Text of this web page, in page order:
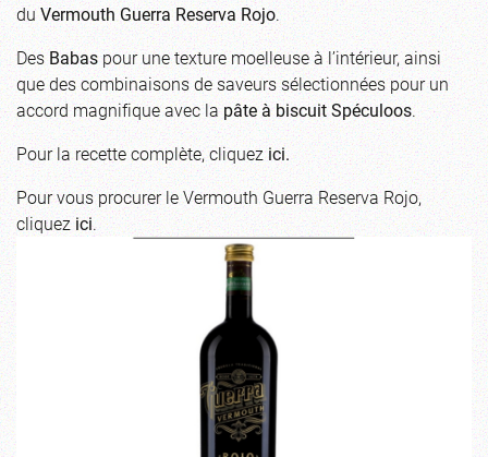
duVermouth Guerra Reserva Rojo.
DesBabaspour une texture moelleuse à l’intérieur, ainsi
que des combinaisons de saveurs sélectionnées pour un
accord magnifique avec lapâte à biscuit Spéculoos.
Pour la recette complète, cliquezici.
Pour vous procurer le Vermouth Guerra Reserva Rojo,
cliquezici.